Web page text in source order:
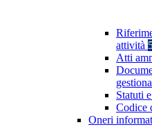
attività
Atti
Statuti
Codice
Oneri